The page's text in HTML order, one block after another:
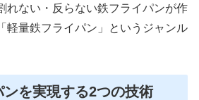
れない・反らない鉄フライパンが作
軽量鉄フライパン」というジャンル
を実現する2つの技術